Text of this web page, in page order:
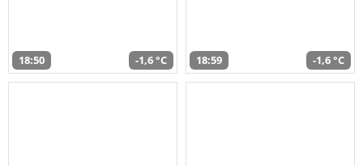
18:50 -1,6 °C 18:59 -1,6 °C